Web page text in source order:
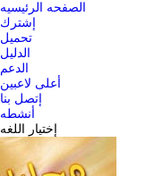
الصفحه الرئيسيه
إشترك
تحميل
الدليل
الدعم
أعلى لاعبين
إتصل بنا
أنشطه
إختيار اللغه